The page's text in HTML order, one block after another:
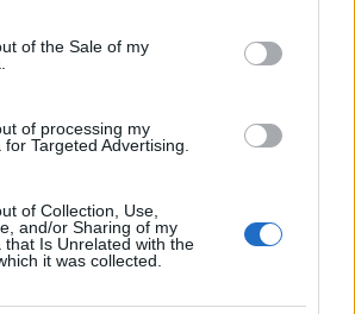
specified purposes in below Google
of the Sale of my
of processing my
Targeted Advertising.
of Collection, Use,
and/or Sharing of my
that Is Unrelated with the
it was collected.